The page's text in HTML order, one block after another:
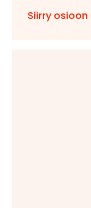
Siirry osioon